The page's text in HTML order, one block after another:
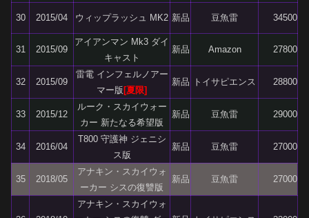
30 2015/04 ウィップラッシュ MK2 新品 豆魚雷 34500
31 2015/09
アイアンマン Mk3 ダイ
キャスト
新品 Amazon 27800
32 2015/09
雷電 インフェルノアー
マー版 [夏限]
新品 トイサピエンス 28800
33 2015/12
ルーク・スカイウォー
カー 新たなる希望版
新品 豆魚雷 29000
34 2016/04
T800 守護神 ジェニシ
ス版
新品 豆魚雷 27000
35 2018/05
アナキン・スカイウォ
ーカー シスの復讐版
新品 豆魚雷 27000
アナキン・スカイウォ